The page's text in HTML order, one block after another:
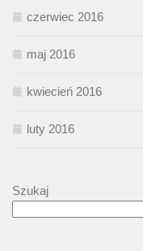
czerwiec 2016
maj 2016
kwiecień 2016
luty 2016
Szukaj